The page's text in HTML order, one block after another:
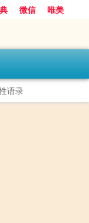
微信
唯美
语录